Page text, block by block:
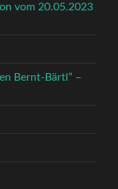
vom 20.05.2023
Bernt-Bärtl” –